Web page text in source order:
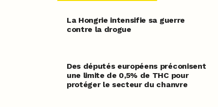
La Hongrie intensifie sa guerre
contre la drogue
Des députés européens préconisent
une limite de 0,5% de THC pour
protéger le secteur du chanvre